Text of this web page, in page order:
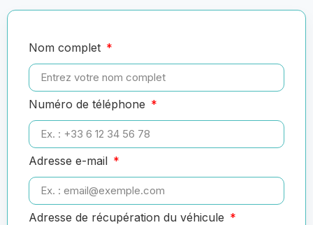
Nom complet
Numéro de téléphone
Adresse e-mail
Adresse de récupération du véhicule